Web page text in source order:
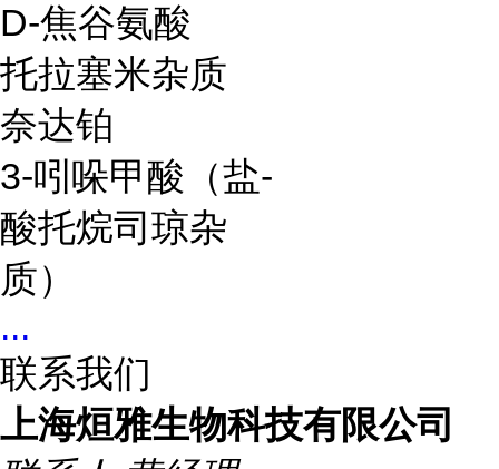
D-焦谷氨酸
托拉塞米杂质
奈达铂
3-吲哚甲酸 （盐-
酸托烷司琼杂
质）
...
联系我们
上海烜雅生物科技有限公司